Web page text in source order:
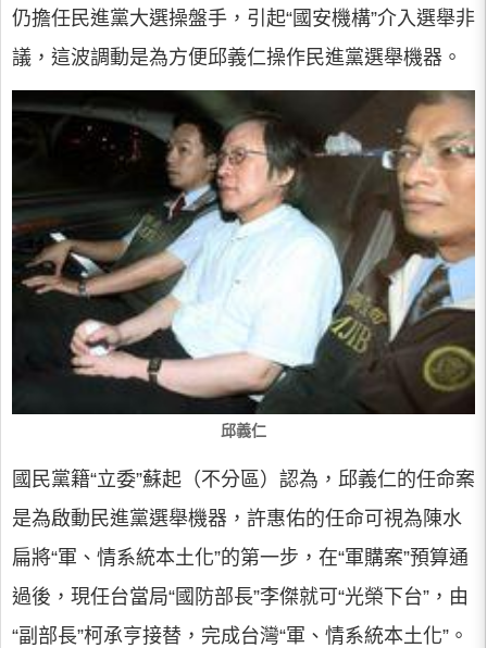
仍擔任民進黨大選操盤手，引起“國安機構”介入選舉非
議，這波調動是為方便邱義仁操作民進黨選舉機器。
邱義仁
國民黨籍“立委”蘇起（不分區）認為，邱義仁的任命案
是為啟動民進黨選舉機器，許惠佑的任命可視為陳水
扁將“軍、情系統本土化”的第一步，在“軍購案”預算通
過後，現任台當局“國防部長”李傑就可“光榮下台”，由
“副部長”柯承亨接替，完成台灣“軍、情系統本土化”。